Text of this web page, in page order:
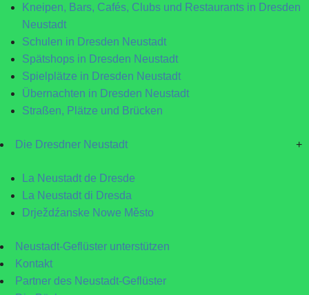
Kneipen, Bars, Cafés, Clubs und Restaurants in Dresden
Neustadt
Schulen in Dresden Neustadt
Spätshops in Dresden Neustadt
Spielplätze in Dresden Neustadt
Übernachten in Dresden Neustadt
Straßen, Plätze und Brücken
Die Dresdner Neustadt +
La Neustadt de Dresde
La Neustadt di Dresda
Drježdźanske Nowe Město
Neustadt-Geflüster unterstützen
Kontakt
Partner des Neustadt-Geflüster